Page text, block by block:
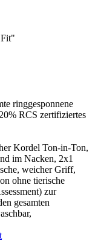
ringgesponnene
RCS zertifiziertes
Kordel Ton-in-Ton,
im Nacken, 2x1
weicher Griff,
ohne tierische
zur
gesamten